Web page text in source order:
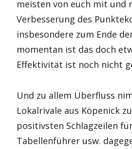
meisten von euch mit und
Verbesserung des
insbesondere zum Ende
momentan ist das doch
Effektivität ist noch nicht
Und zu allem Überfluss
Lokalrivale aus Köpenick
positivsten Schlagzeilen
Tabellenführer usw.